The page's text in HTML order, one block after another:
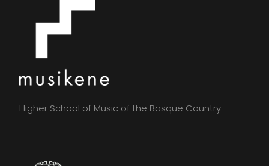
En colaboración Musikene y Antiguako Euskara Batzordea
Higher School of Music of the Basque Country